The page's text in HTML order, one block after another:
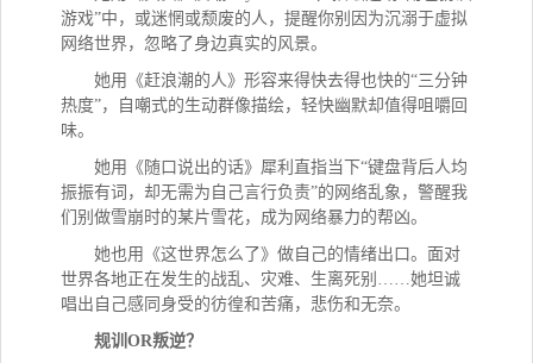
游戏”中，或迷惘或颓废的人，提醒你别因为沉溺于虚拟
网络世界，忽略了身边真实的风景。
她用《赶浪潮的人》形容来得快去得也快的“三分钟
热度”，自嘲式的生动群像描绘，轻快幽默却值得咀嚼回
味。
她用《随口说出的话》犀利直指当下“键盘背后人均
振振有词，却无需为自己言行负责”的网络乱象，警醒我
们别做雪崩时的某片雪花，成为网络暴力的帮凶。
她也用《这世界怎么了》做自己的情绪出口。面对
世界各地正在发生的战乱、灾难、生离死别 ……她坦诚
唱出自己感同身受的彷徨和苦痛，悲伤和无奈。
规训 OR叛逆？